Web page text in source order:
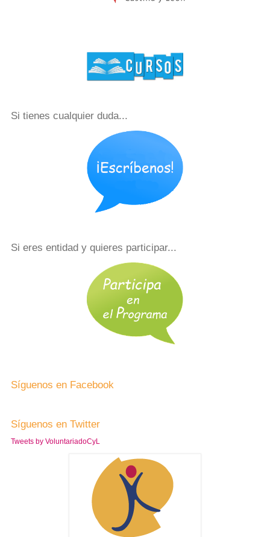
Si tienes cualquier duda...
Si eres entidad y quieres participar...
Síguenos en Facebook
Síguenos en Twitter
Tweets by VoluntariadoCyL